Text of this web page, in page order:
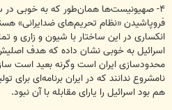
۴- صهیونیست‌ها همان‌طور که به خوبی در
فروپاشیدن «نظام تحریم‌های ضدایرانی»
انکساری در این ساختار با شیون و زاری و
اسرائیل به خوبی نشان داده که هدف اصلیش
محدودسازی ایران است وگرنه بعید است
نامشروع ندانند که در ایران برنامه‌ای برای
هم بود اسرائیل را یارای مقابله با آن نبود.